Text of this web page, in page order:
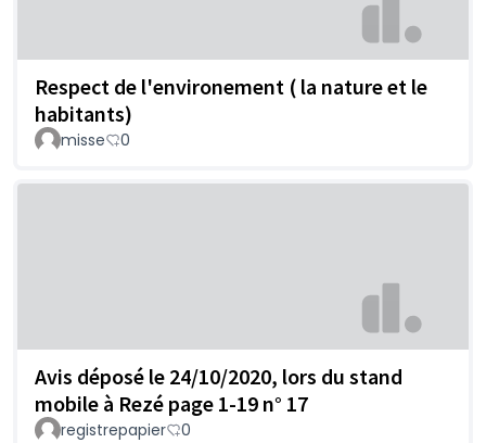
Respect de l'environement ( la nature et le
habitants)
misse 0
Avis déposé le 24/10/2020, lors du stand
mobile à Rezé page 1-19 n° 17
registrepapier 0